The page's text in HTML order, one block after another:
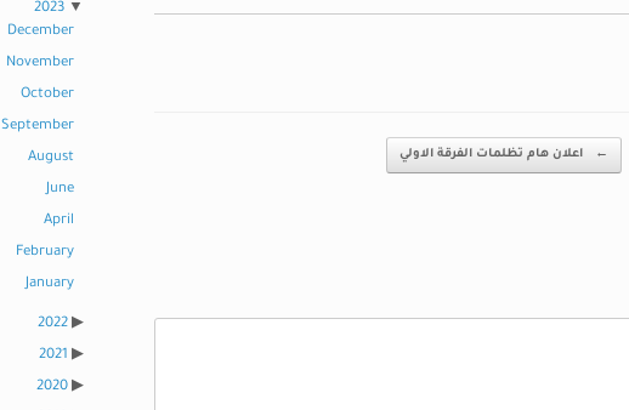
← اعلان هام تظلمات الفرقة الاولي
2023
December
November
October
September
August
June
April
February
January
2022
2021
2020